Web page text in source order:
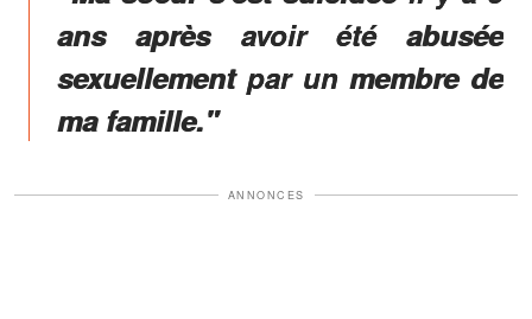
ans après avoir été abusée
sexuellement par un membre de
ma famille."
ANNONCES